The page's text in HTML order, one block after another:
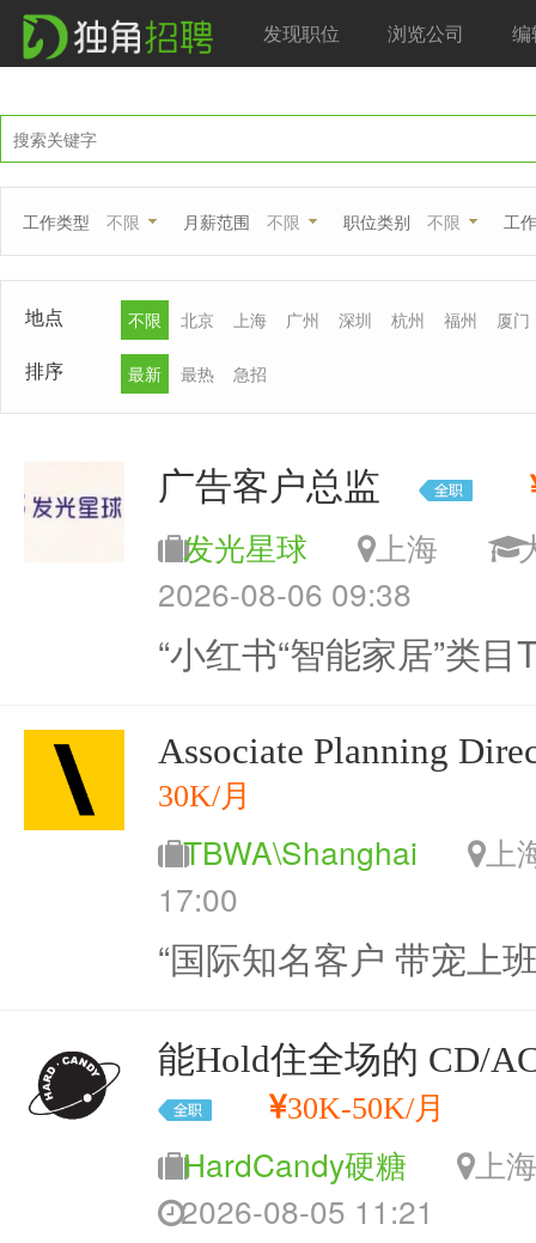
发现职位 浏览公司 编
工作类型 不限 月薪范围 不限 职位类别 不限 工
地点 不限 北京 上海 广州 深圳 杭州 福州 厦门
排序 最新 最热 急招
广告客户总监
发光星球 上海
2026-08-06 09:38
“小红书“智能家居”类目
Associate Planning
30K/月
TBWA\Shanghai
17:00
“国际知名客户 带宠上
能Hold住全场的 CD/
30K-50K/月
HardCandy硬糖
2026-08-05 11:21